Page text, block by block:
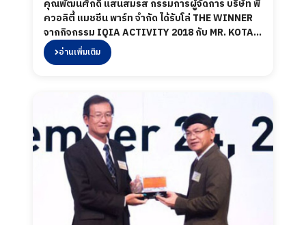
คุณพัฒนศักดิ์ แสนสมรส กรรมการผู้จัดการ บริษัท พี
ควอลิตี้ แมชชีน พาร์ท จำกัด ได้รับโล่ THE WINNER
จากกิจกรรม IQIA ACTIVITY 2018 กับ MR. KOTA
KIMACHI IHI TURBO(THAILAND) CO.,LTD. เมื่อ
วันที่ 22 มีนาคม 2562 ในงาน "ITT Y2019 Supplier
อ่านเพิ่มเติม